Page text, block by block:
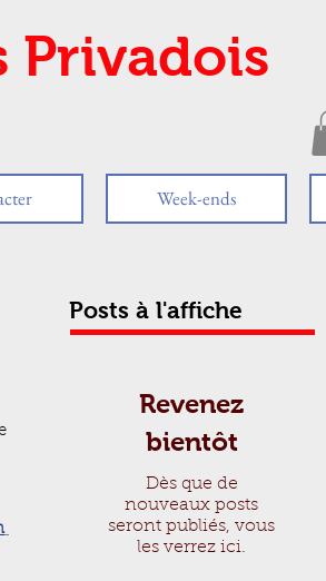
Privadois
Week-ends
Posts à l'affiche
Revenez
bientôt
Dès que de
nouveaux posts
seront publiés, vous
les verrez ici.